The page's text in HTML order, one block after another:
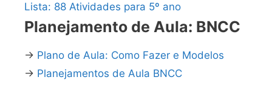
Lista: 88 Atividades para 5º ano
Planejamento de Aula: BNCC
→ Plano de Aula: Como Fazer e Modelos
→ Planejamentos de Aula BNCC